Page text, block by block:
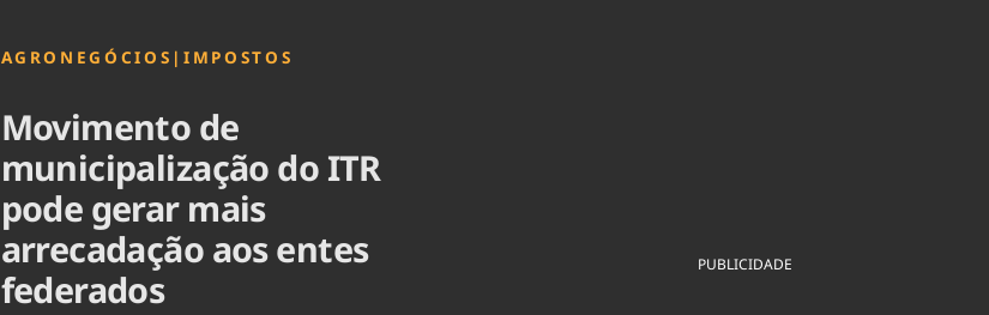
Brasil Mineral
AGRONEGÓCIOS | IMPOSTOS
Movimento de
municipalização do ITR
pode gerar mais
arrecadação aos entes
federados
PUBLICIDADE